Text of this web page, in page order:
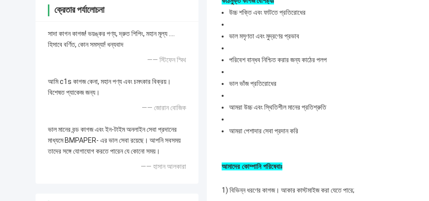
ক্রেতার পর্যালোচনা
সাদা কাগন কাগজ! ভয়ঙ্কর পণ্য, দ্রুত শিপিং, মহান মূল্য ....
হিসাবে বর্ণিত, কোন সমস্যা! ধন্যবাদ
—— স্টিফেন স্মিথ
আমি c1s কাগজ কেনা, মহান পণ্য এবং চমৎকার বিক্রয়।
বিশেষত প্যাকেজ জন্য।
—— জোরান বোজিক
ভাল মানের বন্ড কাগজ এবং ইন-টাইম অনলাইন সেবা প্রদানের
মাধ্যমে BMPAPER- এর ভাল সেবা রয়েছে। আপনি সবসময়
তাদের সঙ্গে যোগাযোগ করতে পারেন যে কোনো সময়।
—— হাসান আলকারা
উচ্চ শক্তি এবং ফাটতে প্রতিরোধের
ভাল মসৃণতা এবং মুদ্রণের প্রভাব
পরিবেশ বান্ধব নিশ্চিত করার জন্য কাঠের পলপ
ভাল ভাঁজ প্রতিরোধের
আমরা উচ্চ এবং স্থিতিশীল মানের প্রতিশ্রুতি
আমরা পেশাদার সেবা প্রদান করি
আমাদের কোম্পানি পরিষেবাঃ
1) বিভিন্ন ধরণের কাগজ। আকার কাস্টমাইজ করা যেতে পারে;